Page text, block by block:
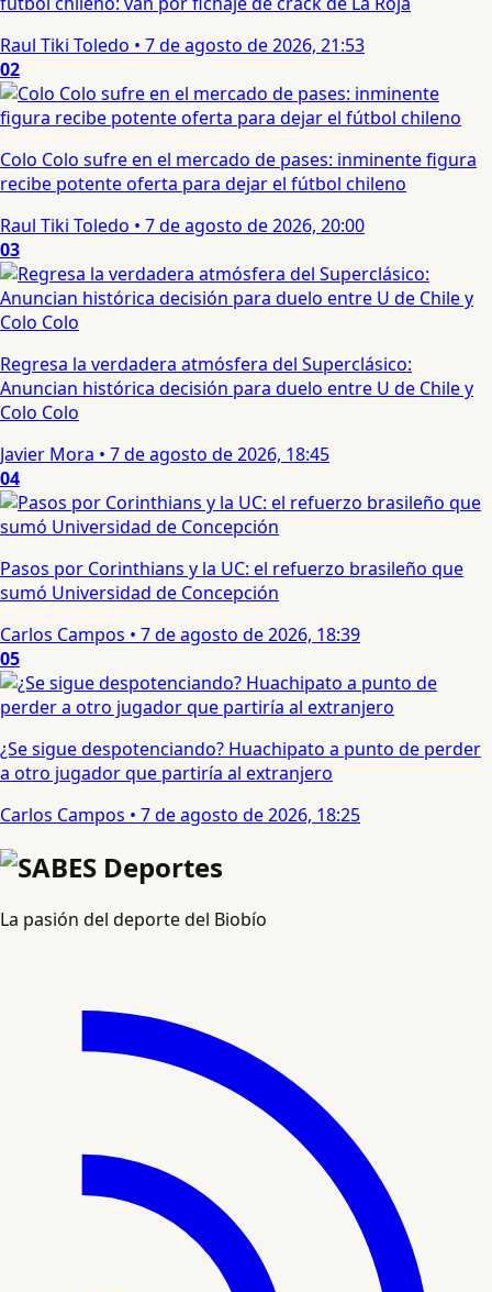
Raul Tiki Toledo • 7 de agosto de 2026, 21:53
02
Colo Colo sufre en el mercado de pases: inminente figura
recibe potente oferta para dejar el fútbol chileno
Raul Tiki Toledo • 7 de agosto de 2026, 20:00
03
Regresa la verdadera atmósfera del Superclásico:
Anuncian histórica decisión para duelo entre U de Chile y
Colo Colo
Javier Mora • 7 de agosto de 2026, 18:45
04
Pasos por Corinthians y la UC: el refuerzo brasileño que
sumó Universidad de Concepción
Carlos Campos • 7 de agosto de 2026, 18:39
05
¿Se sigue despotenciando? Huachipato a punto de perder
a otro jugador que partiría al extranjero
Carlos Campos • 7 de agosto de 2026, 18:25
La pasión del deporte del Biobío